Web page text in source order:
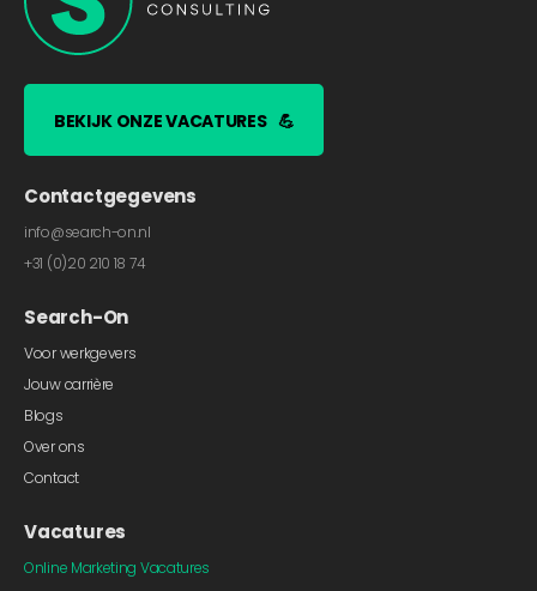
BEKIJK ONZE VACATURES 💪
Contactgegevens
info@search-on.nl
+31 (0)20 210 18 74
Search-On
Voor werkgevers
Jouw carrière
Blogs
Over ons
Contact
Vacatures
Online Marketing Vacatures